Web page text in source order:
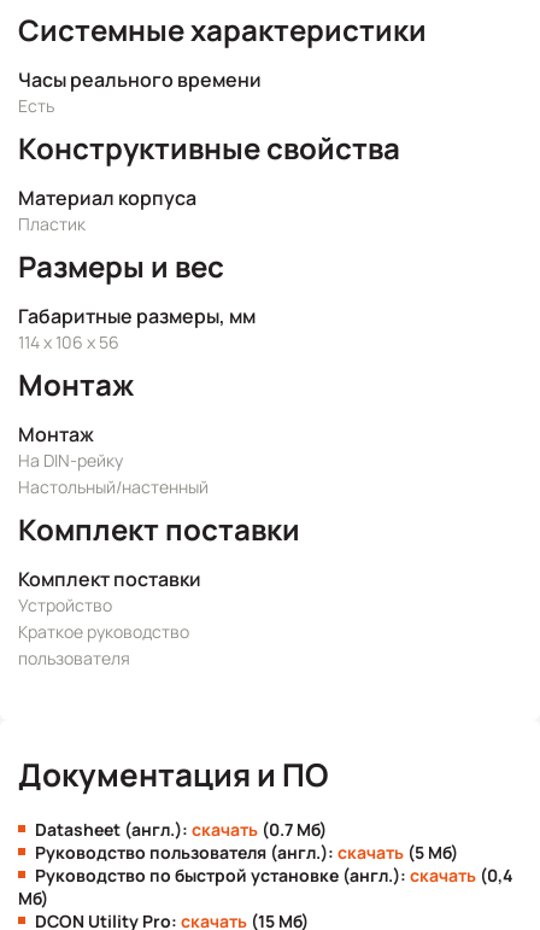
Системные характеристики
Часы реального времени
Есть
Конструктивные свойства
Материал корпуса
Пластик
Размеры и вес
Габаритные размеры, мм
114 x 106 x 56
Монтаж
Монтаж
На DIN-рейку
Настольный/настенный
Комплект поставки
Комплект поставки
Устройство
Краткое руководство
пользователя
Документация и ПО
Datasheet (англ.): скачать (0.7 Мб)
Руководство пользователя (англ.): скачать (5 Мб)
Руководство по быстрой установке (англ.): скачать (0,4
Мб)
DCON Utility Pro: скачать (15 Мб)